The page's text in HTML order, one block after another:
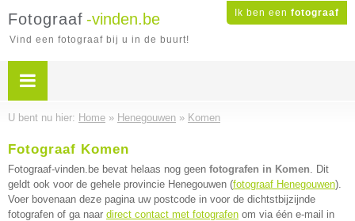
Ik ben een fotograaf
Fotograaf -vinden.be
Vind een fotograaf bij u in de buurt!
U bent nu hier: Home » Henegouwen » Komen
Fotograaf Komen
Fotograaf-vinden.be bevat helaas nog geen fotografen in Komen. Dit
geldt ook voor de gehele provincie Henegouwen (fotograaf Henegouwen).
Voer bovenaan deze pagina uw postcode in voor de dichtstbijzijnde
fotografen of ga naar direct contact met fotografen om via één e-mail in